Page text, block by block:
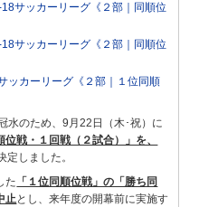
サッカーリーグ《２部｜同順位
サッカーリーグ《２部｜同順位
ッカーリーグ《２部｜１位同順
水のため、9月22日（木･祝）に
位戦・１回戦（２試合）」を、
定しました。
た 「１位同順位戦」の「勝ち同
止とし、来年度の開幕前に実施す